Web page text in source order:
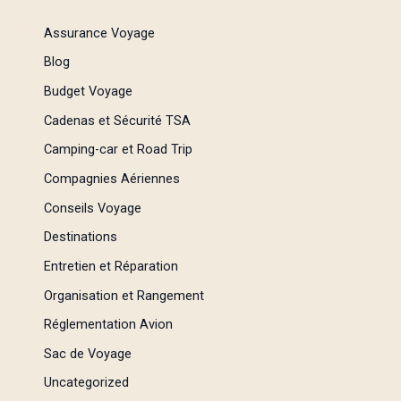
Assurance Voyage
Blog
Budget Voyage
Cadenas et Sécurité TSA
Camping-car et Road Trip
Compagnies Aériennes
Conseils Voyage
Destinations
Entretien et Réparation
Organisation et Rangement
Réglementation Avion
Sac de Voyage
Uncategorized